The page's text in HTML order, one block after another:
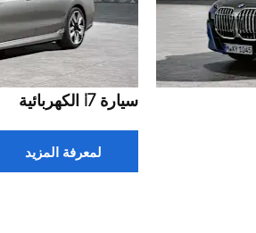
سيارة i7 الكهربائية
لمعرفة المزيد